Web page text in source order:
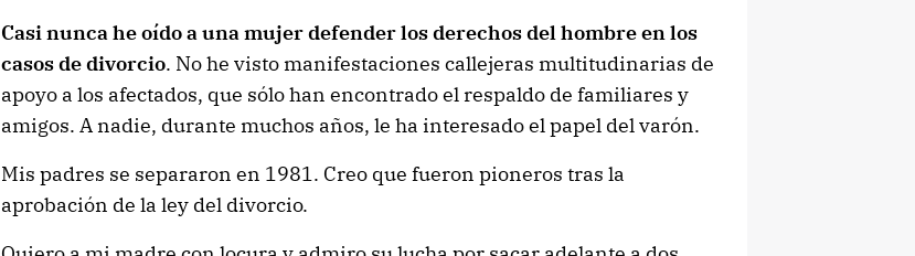
Casi nunca he oído a una mujer defender los derechos del hombre en los
casos de divorcio. No he visto manifestaciones callejeras multitudinarias de
apoyo a los afectados, que sólo han encontrado el respaldo de familiares y
amigos. A nadie, durante muchos años, le ha interesado el papel del varón.
Mis padres se separaron en 1981. Creo que fueron pioneros tras la
aprobación de la ley del divorcio.